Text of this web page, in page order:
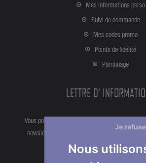
Nous
Je refuse
Mes informations perso
Suivi de commande
Mes codes promo
Points de fidélité
Parrainage
LETTRE D'
Vous pouvez vous désinscrire à tout moment
newsletter. Ou bien à partir de nos informations
conditions d'utlisation du